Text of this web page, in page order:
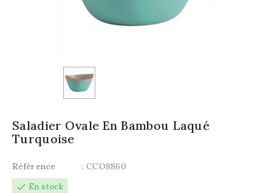
Saladier Ovale En Bambou Laqué
Turquoise
Référence
: CCO8860
check En stock